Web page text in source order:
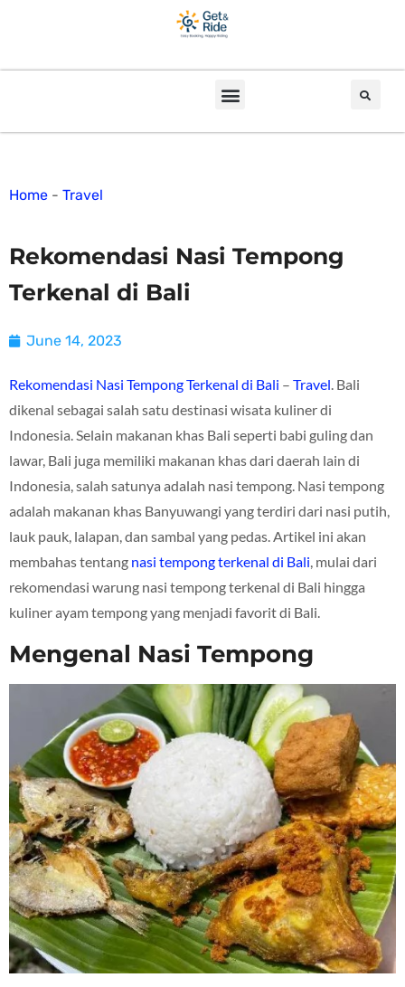
Home - Travel
Rekomendasi Nasi Tempong
Terkenal di Bali
June 14, 2023
Rekomendasi Nasi Tempong Terkenal di Bali – Travel. Bali
dikenal sebagai salah satu destinasi wisata kuliner di
Indonesia. Selain makanan khas Bali seperti babi guling dan
lawar, Bali juga memiliki makanan khas dari daerah lain di
Indonesia, salah satunya adalah nasi tempong. Nasi tempong
adalah makanan khas Banyuwangi yang terdiri dari nasi putih,
lauk pauk, lalapan, dan sambal yang pedas. Artikel ini akan
membahas tentang nasi tempong terkenal di Bali, mulai dari
rekomendasi warung nasi tempong terkenal di Bali hingga
kuliner ayam tempong yang menjadi favorit di Bali.
Mengenal Nasi Tempong